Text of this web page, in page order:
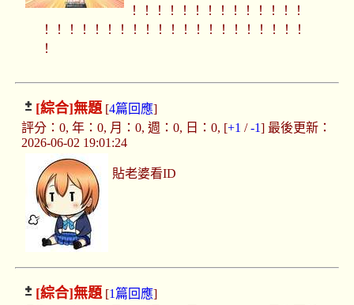
！！！！！！！！！！！！！！
！！！！！！！！！！！！！！！！！！！！！
！
[綜合]無題[4篇回應]
評分：0, 年：0, 月：0, 週：0, 日：0, [+1 /-1] 最後更新：
2026-06-02 19:01:24
貼老婆看ID
[綜合]無題[1篇回應]